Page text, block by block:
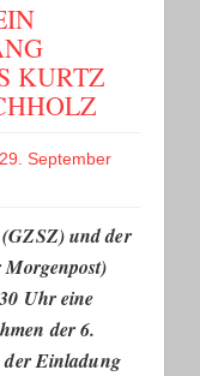
KURTZ
29. September
und der
Uhr eine
der 6.
der Einladung